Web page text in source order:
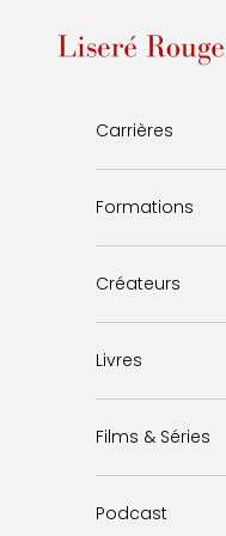
Liseré Rouge
Carrières
Formations
Créateurs
Livres
Films & Séries
Podcast